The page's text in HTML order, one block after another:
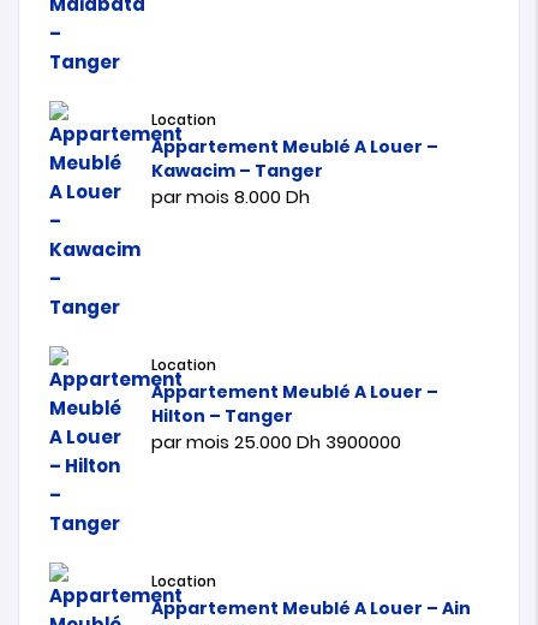
Location
Appartement Meublé A Louer –
Kawacim – Tanger
par mois 8.000 Dh
Location
Appartement Meublé A Louer –
Hilton – Tanger
par mois 25.000 Dh 3900000
Location
Appartement Meublé A Louer – Ain